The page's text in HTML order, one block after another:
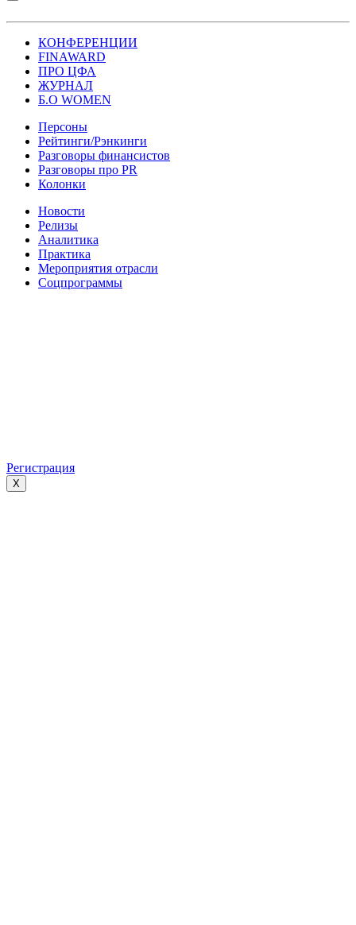
КОНФЕРЕНЦИИ
FINAWARD
ПРО ЦФА
ЖУРНАЛ
Б.О WOMEN
Персоны
Рейтинги/Рэнкинги
Разговоры финансистов
Разговоры про PR
Колонки
Новости
Релизы
Аналитика
Практика
Мероприятия отрасли
Соцпрограммы
Регистрация
X